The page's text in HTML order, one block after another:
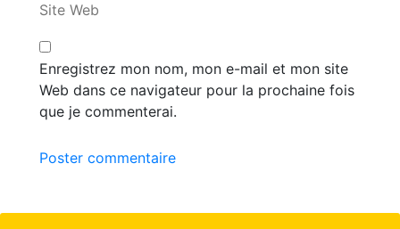
Site Web
Enregistrez mon nom, mon e-mail et mon site
Web dans ce navigateur pour la prochaine fois
que je commenterai.
Poster commentaire